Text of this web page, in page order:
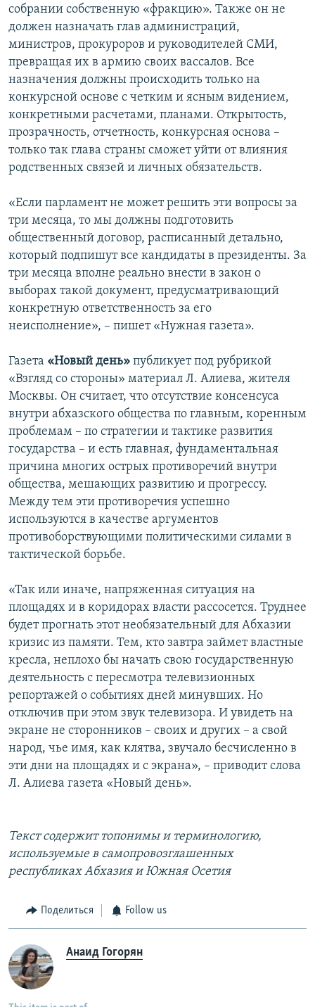
собрании соб­ственную «фракцию». Также он не
должен назначать глав администраций,
министров, прокуроров и руководи­телей СМИ,
превращая их в армию своих вас­салов. Все
назначения должны происходить только на
конкурсной основе с четким и ясным видением,
конкретными расчетами, планами. Открытость,
прозрач­ность, отчетность, конкурсная основа –
только так глава стра­ны сможет уйти от влияния
родственных связей и личных обяза­тельств.
«Если парламент не мо­жет решить эти вопро­сы за
три месяца, то мы должны подготовить
общественный договор, расписанный деталь­но,
который подпишут все кандидаты в прези­денты. За
три месяца вполне реально внести в закон о
выборах та­кой документ, предус­матривающий
конкрет­ную ответственность за его
неисполнение», – пишет «Нужная газета».
Газета «Новый день» публикует под рубрикой
«Взгляд со стороны» материал Л. Алиева, жителя
Москвы. Он считает, что отсутствие консенсуса
внутри абхазского общества по главным, коренным
проблемам – по стратегии и тактике развития
государства – и есть главная, фундаментальная
причина многих острых противоречий внутри
общества, мешающих развитию и прогрессу.
Между тем эти противоречия успешно
используются в качестве аргументов
противоборствующими политическими силами в
тактической борьбе.
«Так или иначе, напряженная ситуация на
площадях и в коридорах власти рассосется. Труднее
будет прогнать этот необязательный для Абхазии
кризис из памяти. Тем, кто завтра займет властные
кресла, неплохо бы начать свою государственную
деятельность с пересмотра телевизионных
репортажей о событиях дней минувших. Но
отключив при этом звук телевизора. И увидеть на
экране не сторонников – своих и других – а свой
народ, чье имя, как клятва, звучало бесчисленно в
эти дни на площадях и с экрана», – приводит слова
Л. Алиева газета «Новый день».
Текст содержит топонимы и терминологию,
используемые в самопровозглашенных
республиках Абхазия и Южная Осетия
Поделиться Follow us
Анаид Гогорян